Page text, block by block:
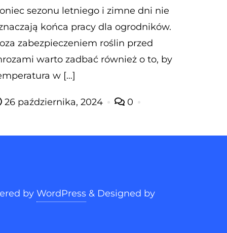
sezonu letniego i zimne dni nie
końca pracy dla ogrodników.
zabezpieczeniem roślin przed
warto zadbać również o to, by
w […]
26 października, 2024 0
by WordPress & Designed by